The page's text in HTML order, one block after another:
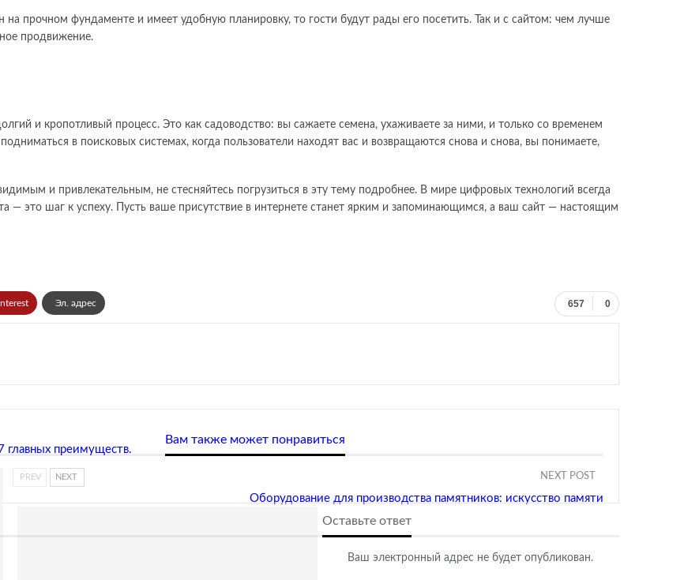
на прочном фундаменте и имеет удобную планировку, то гости будут рады его посетить. Так и с сайтом: чем лучше
продвижение.
и кропотливый процесс. Это как садоводство: вы сажаете семена, ухаживаете за ними, и только со временем
в поисковых системах, когда пользователи находят вас и возвращаются снова и снова, вы понимаете,
и привлекательным, не стесняйтесь погрузиться в эту тему подробнее. В мире цифровых технологий всегда
— это шаг к успеху. Пусть ваше присутствие в интернете станет ярким и запоминающимся, а ваш сайт — настоящим
0
657
Эл. адрес
главных преимуществ.
NEXT POST
Оборудование для производства памятников: искусство памяти
Вам также может понравиться
PREV NEXT
Оставьте ответ
Ваш электронный адрес не будет опубликован.